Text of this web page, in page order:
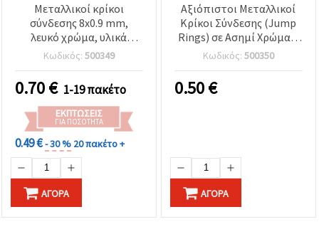
Μεταλλικοί κρίκοι
σύνδεσης 8x0.9 mm,
λευκό χρώμα, υλικά
κατασκευής κοσμημάτων
– συσκευασία 200 τεμ.
Κωδικός: 500349
0.70€ 1-19 πακέτο
ΕΚΠΤΏΣΕΙΣ
ΓΙΑ ΠΟΣΌΤΗΤΑ
0.49 €- 30 % 20 πακέτο +
ΑΓΟΡΆ
Αξιόπιστοι Μεταλλικοί
Κρίκοι Σύνδεσης (Jump
Rings) σε Ασημί Χρώμα –
9x1 mm, Συσκευασία 100
τεμ. για DIY Κατασκευές
Κοσμημάτων
Κωδικός: 500350
0.50€
ΑΓΟΡΆ